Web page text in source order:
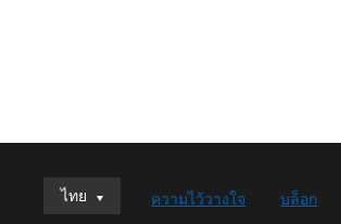
ไทย
ไทย
ความไว้วางใจ บล็อก